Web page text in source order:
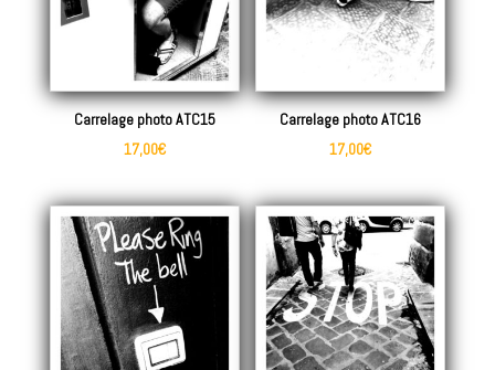
Carrelage photo ATC15
17,00€
Carrelage photo ATC16
17,00€